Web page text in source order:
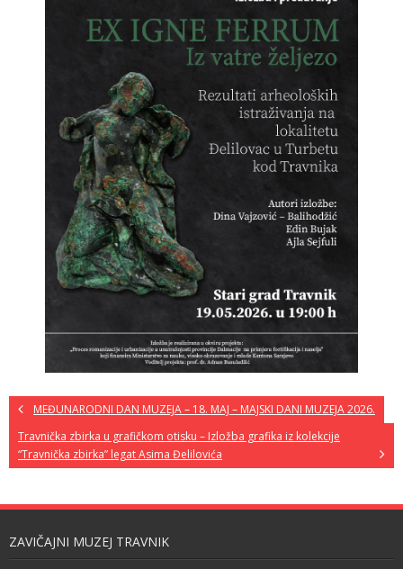
MEĐUNARODNI DAN MUZEJA – 18. MAJ – MAJSKI DANI MUZEJA 2026.
Travnička zbirka u grafičkom otisku – Izložba grafika iz kolekcije
“Travnička zbirka” legat Asima Đelilovića
ZAVIČAJNI MUZEJ TRAVNIK